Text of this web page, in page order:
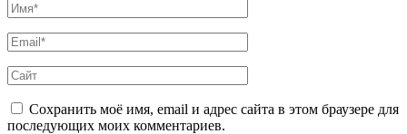
Сохранить моё имя, email и адрес сайта в этом браузере для
последующих моих комментариев.